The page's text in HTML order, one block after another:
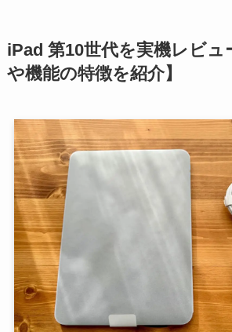
iPad 第10世代を実機レビュ
や機能の特徴を紹介】